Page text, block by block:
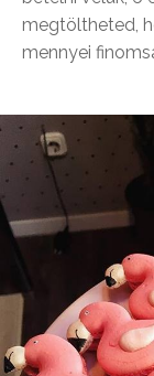
megtöltheted,
mennyei